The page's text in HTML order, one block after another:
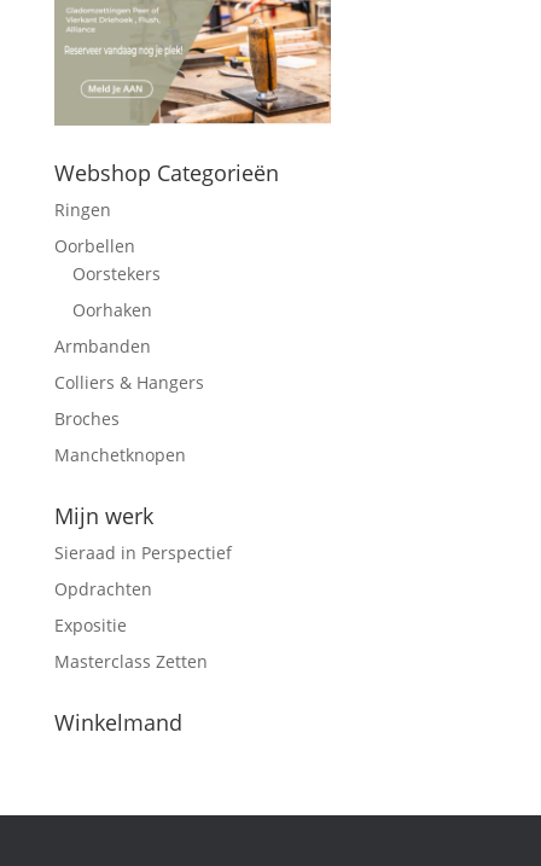
Webshop Categorieën
Ringen
Oorbellen
Oorstekers
Oorhaken
Armbanden
Colliers & Hangers
Broches
Manchetknopen
Mijn werk
Sieraad in Perspectief
Opdrachten
Expositie
Masterclass Zetten
Winkelmand